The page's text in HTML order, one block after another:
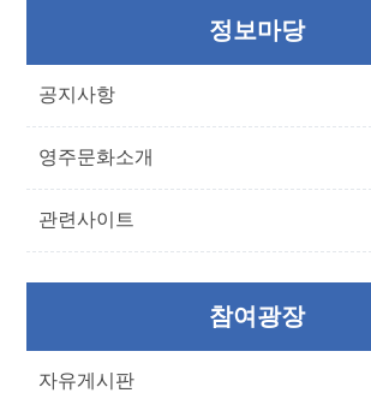
정보마당
공지사항
영주문화소개
관련사이트
참여광장
자유게시판